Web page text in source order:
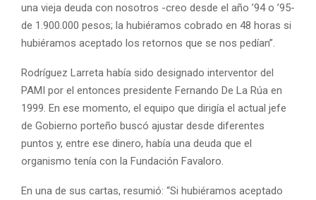
una vieja deuda con nosotros -creo desde el año ’94 o ’95-
de 1.900.000 pesos; la hubiéramos cobrado en 48 horas si
hubiéramos aceptado los retornos que se nos pedían”.
Rodríguez Larreta había sido designado interventor del
PAMI por el entonces presidente Fernando De La Rúa en
1999. En ese momento, el equipo que dirigía el actual jefe
de Gobierno porteño buscó ajustar desde diferentes
puntos y, entre ese dinero, había una deuda que el
organismo tenía con la Fundación Favaloro.
En una de sus cartas, resumió: “Si hubiéramos aceptado